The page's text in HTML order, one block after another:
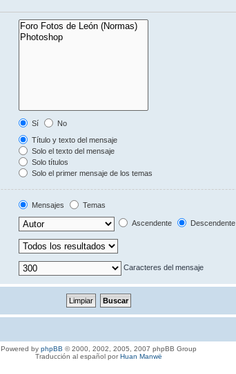
Sí
No
Título y texto del mensaje
Solo el texto del mensaje
Solo títulos
Solo el primer mensaje de los temas
Mensajes
Temas
Ascendente Descendente
Caracteres del mensaje
Powered by phpBB © 2000, 2002, 2005, 2007 phpBB Group
Traducción al español porHuan Manwë